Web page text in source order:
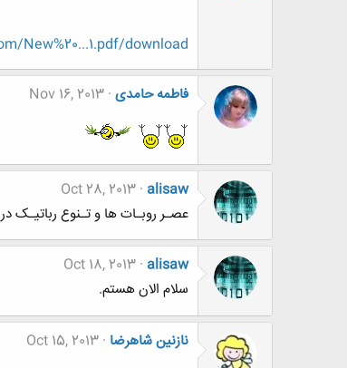
New%20...1.pdf/download
فاطمه حامدی Nov 16, 2013
alisaw
Oct 28, 2013
عصـر روبـات ها و تـنوع رباتیـک
alisaw
Oct 18, 2013
سلام الان هستم.
نازنین شاهرضا Oct 15, 2013